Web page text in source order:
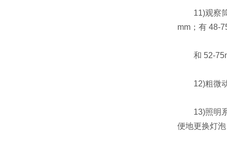
11)观察筒:
mm；有 48-
和 52-
12)粗微动
13)照明系
便地更换灯